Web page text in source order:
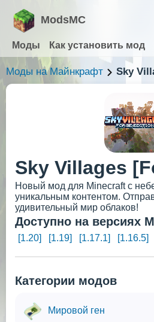
ModsMC
Моды Как установить мод
Моды на Майнкрафт Sky
Sky Villages
Новый мод для Minecraft с
уникальным контентом.
удивительный мир облаков!
Доступно на версиях
[1.20] [1.19] [1.17.1] [1.16.5]
Категории модов
Мировой ген